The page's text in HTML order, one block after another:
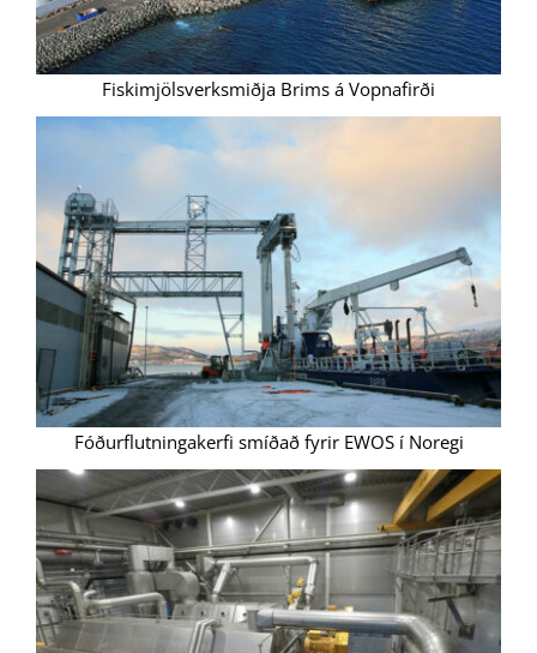
Fiskimjölsverksmiðja Brims á Vopnafirði
Fóðurflutningakerfi smíðað fyrir EWOS í Noregi